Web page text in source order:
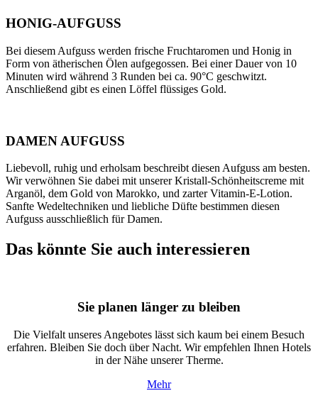
HONIG-AUFGUSS
Bei diesem Aufguss werden frische Fruchtaromen und Honig in
Form von ätherischen Ölen aufgegossen. Bei einer Dauer von 10
Minuten wird während 3 Runden bei ca. 90°C geschwitzt.
Anschließend gibt es einen Löffel flüssiges Gold.
DAMEN AUFGUSS
Liebevoll, ruhig und erholsam beschreibt diesen Aufguss am besten.
Wir verwöhnen Sie dabei mit unserer Kristall-Schönheitscreme mit
Arganöl, dem Gold von Marokko, und zarter Vitamin-E-Lotion.
Sanfte Wedeltechniken und liebliche Düfte bestimmen diesen
Aufguss ausschließlich für Damen.
Das könnte Sie auch interessieren
Sie planen länger zu bleiben
Die Vielfalt unseres Angebotes lässt sich kaum bei einem Besuch
erfahren. Bleiben Sie doch über Nacht. Wir empfehlen Ihnen Hotels
in der Nähe unserer Therme.
Mehr